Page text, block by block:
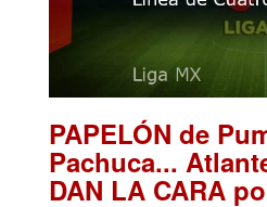
PAPELÓN de
Pachuca...
DAN LA CARA